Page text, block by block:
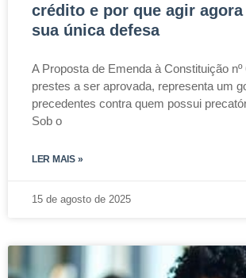
crédito e por que agir
sua única defesa
A Proposta de Emenda à Constituição nº
prestes a ser aprovada, representa um
precedentes contra quem possui
Sob o
LER MAIS »
15 de agosto de 2025